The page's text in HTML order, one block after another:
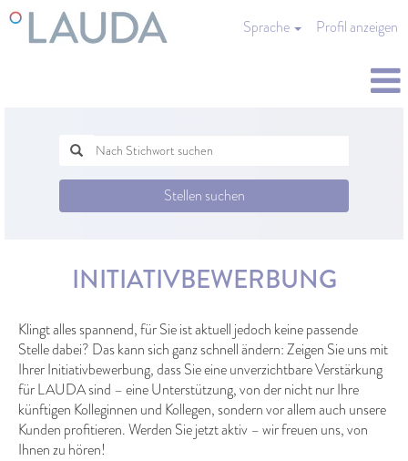
Sprache Profil anzeigen
Stellen suchen
INITIATIVBEWERBUNG
Klingt alles spannend, für Sie ist aktuell jedoch keine passende
Stelle dabei? Das kann sich ganz schnell ändern: Zeigen Sie uns mit
Ihrer Initiativbewerbung, dass Sie eine unverzichtbare Verstärkung
für LAUDA sind – eine Unterstützung, von der nicht nur Ihre
künftigen Kolleginnen und Kollegen, sondern vor allem auch unsere
Kunden profitieren. Werden Sie jetzt aktiv – wir freuen uns, von
Ihnen zu hören!